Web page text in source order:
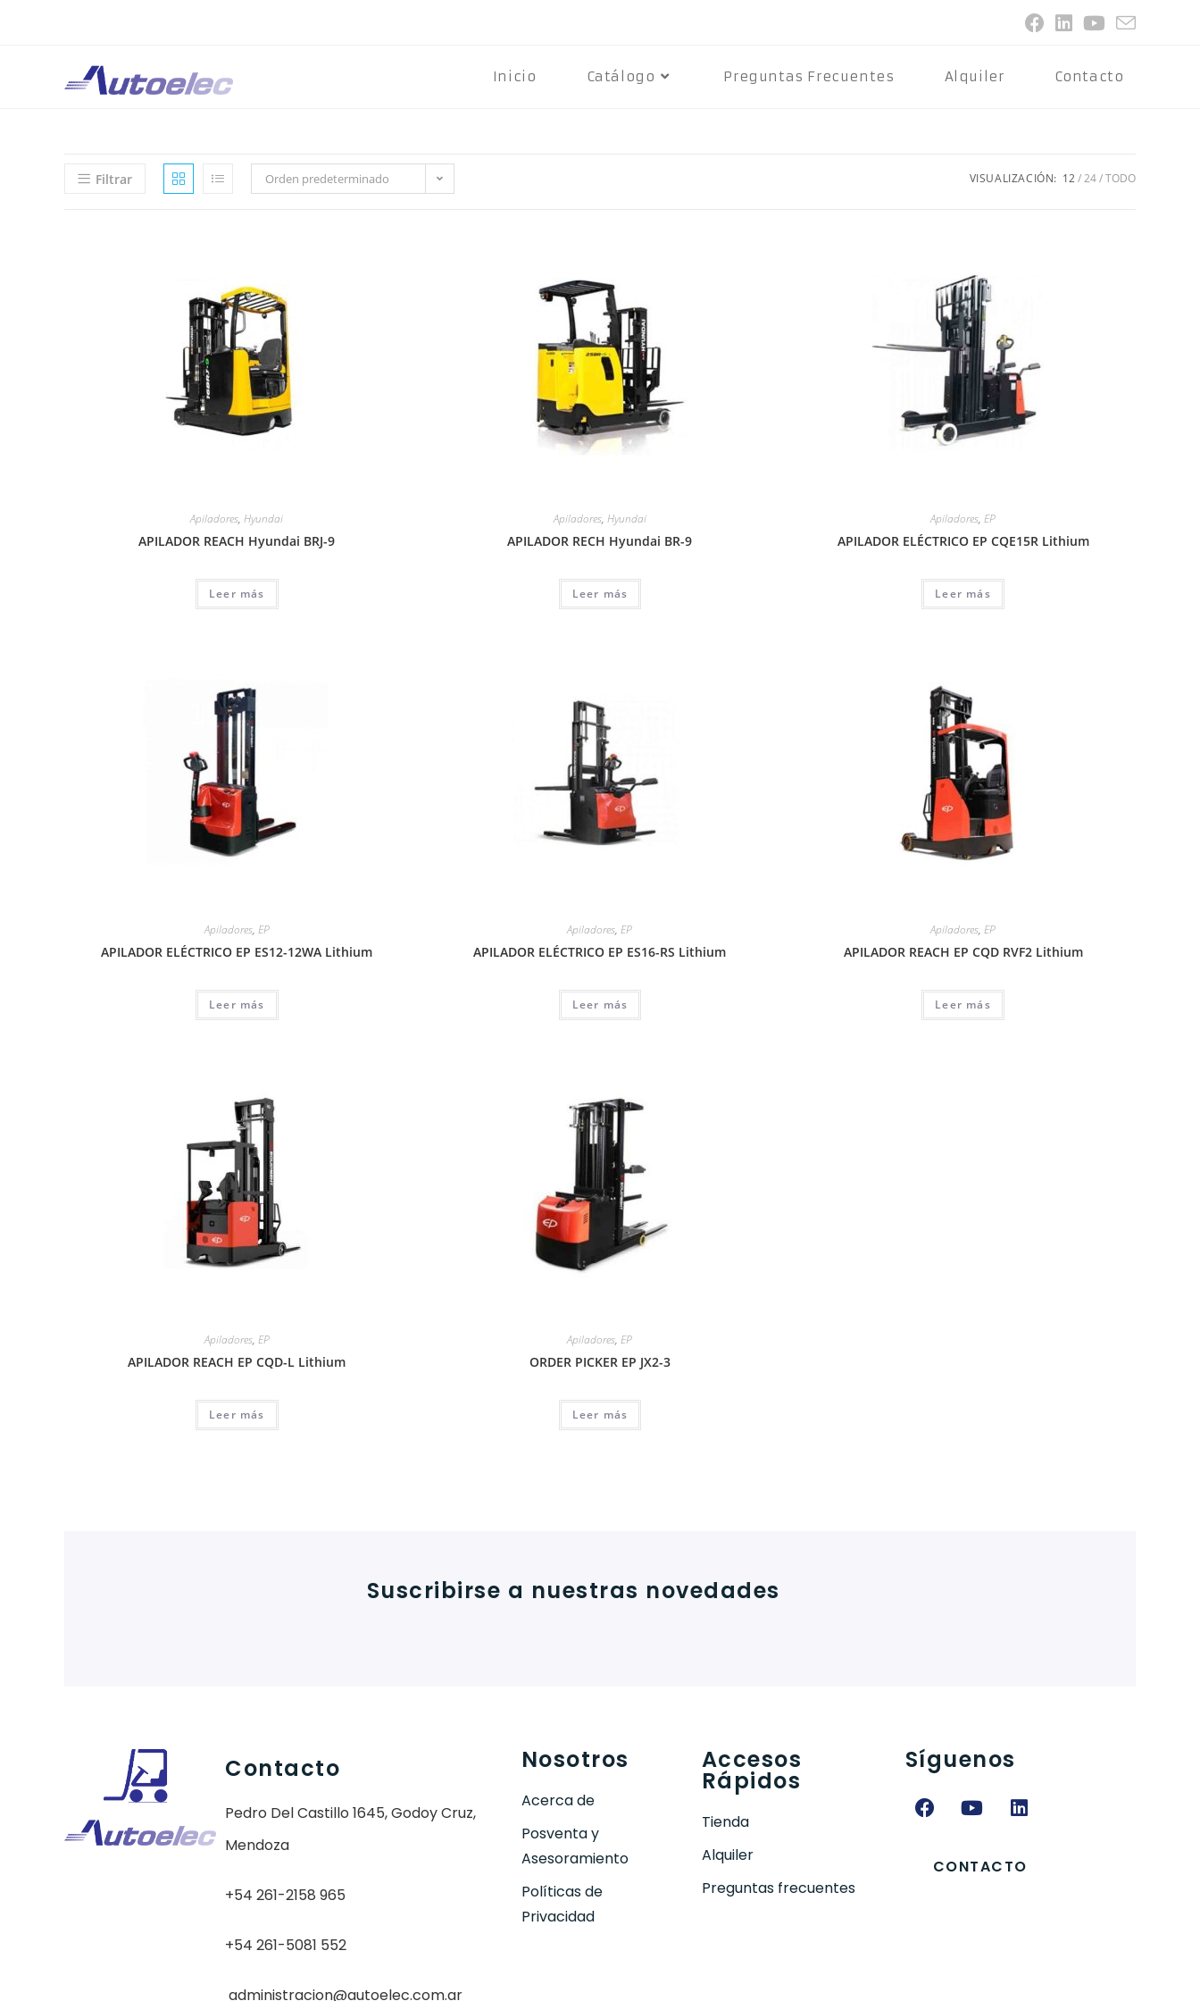
Inicio Catálogo Preguntas Frecuentes Alquiler Contacto
Filtrar Orden predeterminado VISUALIZACIÓN: 12 24 TODO
Apiladores,Hyundai
APILADOR REACH Hyundai BRJ-9
Leer más
Apiladores, Hyundai
APILADOR RECH Hyundai BR-9
Leer más
Apiladores,EP
APILADOR ELÉCTRICO EP CQE15R Lithium
Leer más
Apiladores, EP
APILADOR ELÉCTRICO EP ES12-12WA Lithium
Leer más
Apiladores,EP
APILADOR ELÉCTRICO EP ES16-RS Lithium
Leer más
Apiladores,EP
APILADOR REACH EP CQD RVF2 Lithium
Leer más
Apiladores, EP
APILADOR REACH EP CQD-L Lithium
Leer más
Apiladores,EP
ORDER PICKER EP JX2-3
Leer más
Suscribirse a nuestras novedades
Contacto
Pedro Del Castillo 1645, Godoy Cruz,
Mendoza
+54 261-2158 965
+54 261-5081 552
administracion@autoelec.com.ar
Nosotros
Acerca de
Posventa y
Asesoramiento
Políticas de
Privacidad
Accesos
Rápidos
Tienda
Alquiler
Preguntas frecuentes
Síguenos
CONTACTO